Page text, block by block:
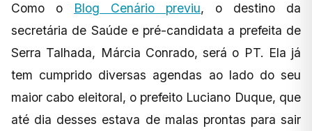
Como o Blog Cenário previu, o destino da
secretária de Saúde e pré-candidata a prefeita de
Serra Talhada, Márcia Conrado, será o PT. Ela já
tem cumprido diversas agendas ao lado do seu
maior cabo eleitoral, o prefeito Luciano Duque, que
até dia desses estava de malas prontas para sair